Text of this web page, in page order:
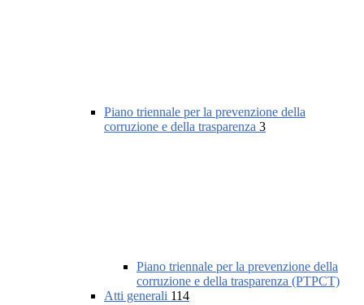
Piano triennale per la prevenzione della
corruzione e della trasparenza 3
Piano triennale per la prevenzione della
corruzione e della trasparenza (PTPCT)
Atti generali 114